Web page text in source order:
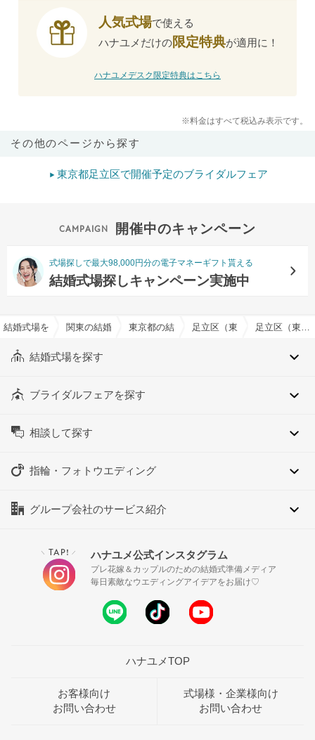
人気式場で使える
ハナユメだけの限定特典が適用に！
ハナユメデスク限定特典はこちら
※料金はすべて税込み表示です。
その他のページから探す
東京都足立区で開催予定のブライダルフェア
開催中のキャンペーン
式場探しで最大98,000円分の電子マネーギフト貰える
結婚式場探しキャンペーン実施中
結婚式場を探すならハナユメ
関東の結婚式場東京都の結婚式場足立区（東京都）の結婚式場
足立区（東京都）の式場・ゲストハウスでおすすめの結婚式場・挙式会場一覧
結婚式場を探す
ブライダルフェアを探す
相談して探す
指輪・フォトウエディング
グループ会社のサービス紹介
＼ TAP! ／ ハナユメ公式インスタグラム
プレ花嫁＆カップルのための結婚式準備メディア
毎日素敵なウエディングアイデアをお届け♡
ハナユメTOP
お客様向け
お問い合わせ
式場様・企業様向け
お問い合わせ